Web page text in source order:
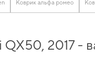
Коврик альфа ромео
2017 -